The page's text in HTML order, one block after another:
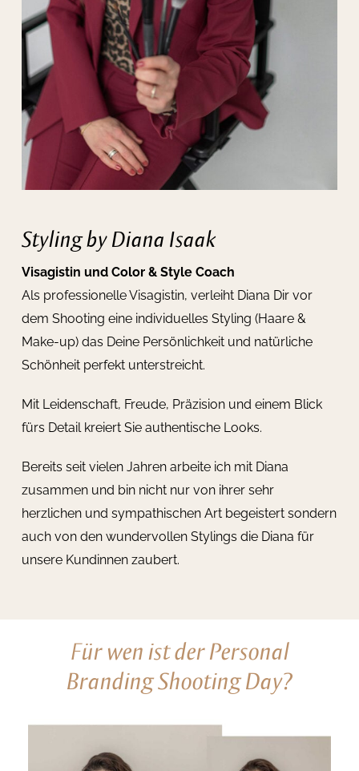
Styling by Diana Isaak
Visagistin und Color & Style Coach
Als professionelle Visagistin, verleiht Diana Dir vor
dem Shooting eine individuelles Styling (Haare &
Make-up) das Deine Persönlichkeit und natürliche
Schönheit perfekt unterstreicht.
Mit Leidenschaft, Freude, Präzision und einem Blick
fürs Detail kreiert Sie authentische Looks.
Bereits seit vielen Jahren arbeite ich mit Diana
zusammen und bin nicht nur von ihrer sehr
herzlichen und sympathischen Art begeistert sondern
auch von den wundervollen Stylings die Diana für
unsere Kundinnen zaubert.
Für wen ist der Personal
Branding Shooting Day?